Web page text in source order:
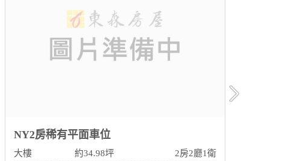
NY2房稀有平面車位
大樓 約34.98坪
2房2廳1衛